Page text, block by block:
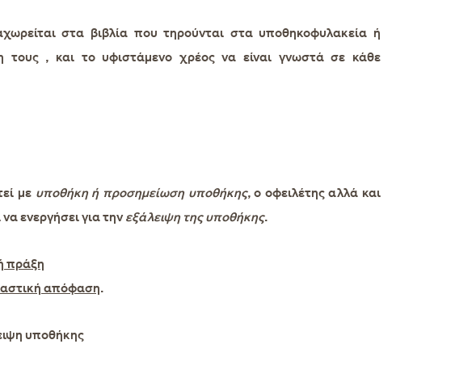
στα βιβλία που τηρούνται στα υποθηκοφυλακεία ή
, και το υφιστάμενο χρέος να είναι γνωστά σε κάθε
με υποθήκη ή προσημείωση υποθήκης, ο οφειλέτης αλλά και
ενεργήσει για τηνεξάλειψη της υποθήκης.
πράξη
απόφαση.
υποθήκης